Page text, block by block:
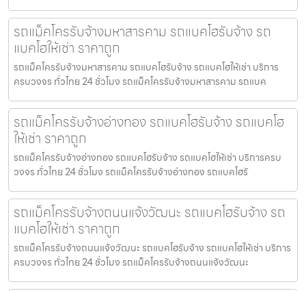
รถแม็คโครรับจ้างมหาสารคาม รถแบคโฮรับจ้าง รถ
แบคโฮให้เช่า ราคาถูก
รถแม็คโครรับจ้างมหาสารคาม รถแบคโฮรับจ้าง รถแบคโฮให้เช่า บริการ
ครบวงจร ทั่วไทย 24 ชั่วโมง รถแม็คโครรับจ้างมหาสารคาม รถแบค
รถแม็คโครรับจ้างอ่างทอง รถแบคโฮรับจ้าง รถแบคโฮ
ให้เช่า ราคาถูก
รถแม็คโครรับจ้างอ่างทอง รถแบคโฮรับจ้าง รถแบคโฮให้เช่า บริการครบ
วงจร ทั่วไทย 24 ชั่วโมง รถแม็คโครรับจ้างอ่างทอง รถแบคโฮรั
รถแม็คโครรับจ้างถนนแจ้งวัฒนะ รถแบคโฮรับจ้าง รถ
แบคโฮให้เช่า ราคาถูก
รถแม็คโครรับจ้างถนนแจ้งวัฒนะ รถแบคโฮรับจ้าง รถแบคโฮให้เช่า บริการ
ครบวงจร ทั่วไทย 24 ชั่วโมง รถแม็คโครรับจ้างถนนแจ้งวัฒนะ